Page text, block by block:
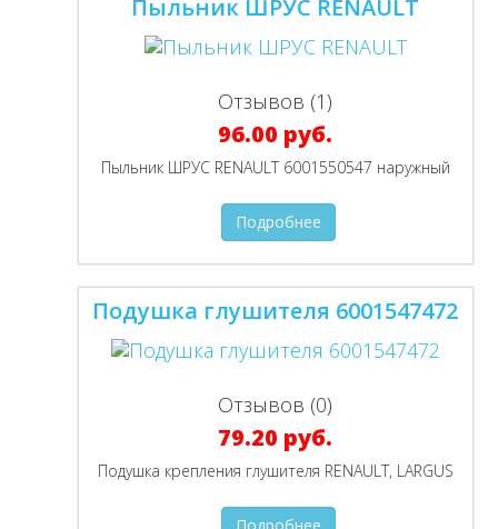
Пыльник ШРУС RENAULT
Отзывов (1)
96.00 руб.
Пыльник ШРУС RENAULT 6001550547 наружный
Подробнее
Подушка глушителя 6001547472
Отзывов (0)
79.20 руб.
Подушка крепления глушителя RENAULT, LARGUS